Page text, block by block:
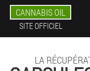
CANNABIS OIL
SITE OFFICIEL
LA